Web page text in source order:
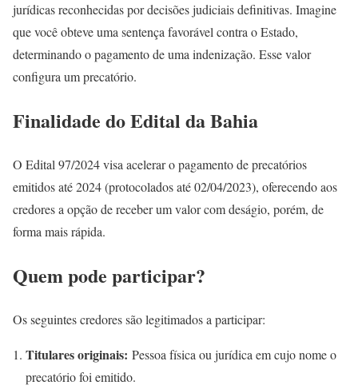
jurídicas reconhecidas por decisões judiciais definitivas. Imagine
que você obteve uma sentença favorável contra o Estado,
determinando o pagamento de uma indenização. Esse valor
configura um precatório.
Finalidade do Edital da Bahia
O Edital 97/2024 visa acelerar o pagamento de precatórios
emitidos até 2024 (protocolados até 02/04/2023), oferecendo aos
credores a opção de receber um valor com deságio, porém, de
forma mais rápida.
Quem pode participar?
Os seguintes credores são legitimados a participar:
Titulares originais: Pessoa física ou jurídica em cujo nome o
precatório foi emitido.